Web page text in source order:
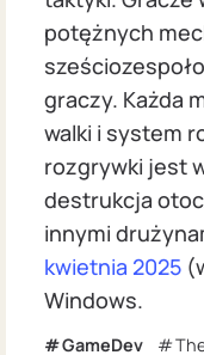
potężnych
graczy. Każda
walki i system
rozgrywki jest
destrukcja
innymi
kwietnia 2025
Windows.
GameDev